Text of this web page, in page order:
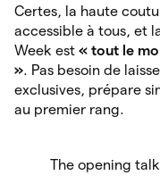
Certes, la haute
accessible à tous, et
Week est « tout le
». Pas besoin de
exclusives, prépare
au premier rang.
The opening